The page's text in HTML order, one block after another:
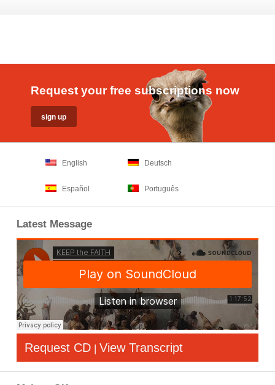
Request your free subscriptions now
English Deutsch
Español Português
Latest Message
Request CD | View Transcript